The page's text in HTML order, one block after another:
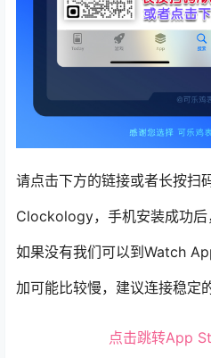
请点击下方的链接或者长按扫
Clockology，手机安装成功后
如果没有我们可以到Watch
加可能比较慢，建议连接稳定
点击跳转App